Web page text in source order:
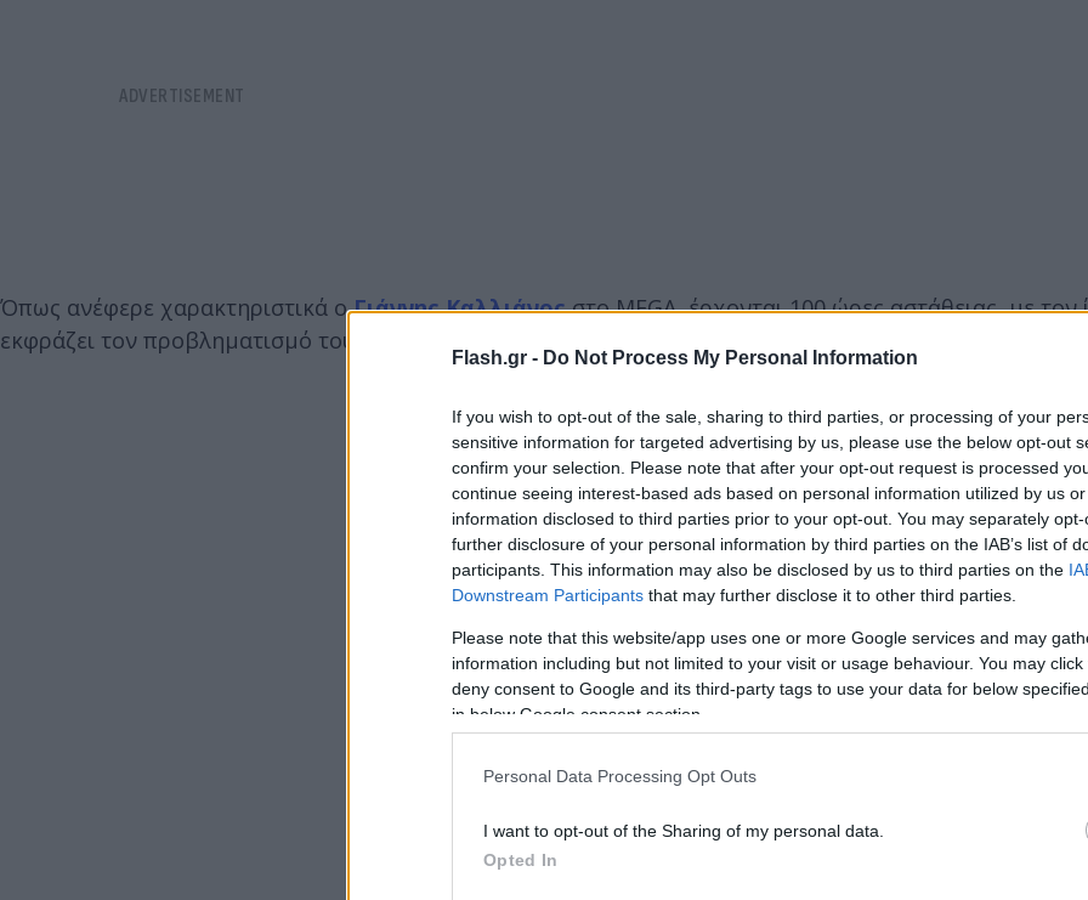
Flash.gr - Do Not Process My Personal Information
If you wish to opt-out of the sale, sharing to third parties, or processing of your
sensitive information for targeted advertising by us, please use the below opt-out
confirm your selection. Please note that after your opt-out request is processed
continue seeing interest-based ads based on personal information utilized by us
information disclosed to third parties prior to your opt-out. You may separately
further disclosure of your personal information by third parties on the IAB’s list of
participants. This information may also be disclosed by us to third parties on the
Downstream Participants that may further disclose it to other third parties.
Please note that this website/app uses one or more Google services and may
information including but not limited to your visit or usage behaviour. You may
deny consent to Google and its third-party tags to use your data for below
in below Google consent section.
Personal Data Processing Opt Outs
I want to opt-out of the Sharing of my personal data.
Opted In
Όπως ανέφερε χαρακτηριστικά οΓιάννης Καλλιάνοςστο MEGA, έρχονται 100 ώρες αστάθειας, με τον
εκφράζει τον προβληματισμό του για την ένταση της αστάθειας.